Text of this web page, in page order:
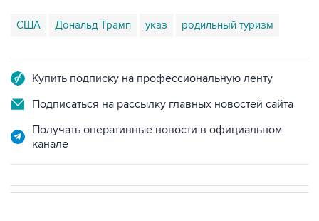
США Дональд Трамп указ родильный туризм
Купить подписку на профессиональную ленту
Подписаться на рассылку главных новостей сайта
Получать оперативные новости в официальном
канале